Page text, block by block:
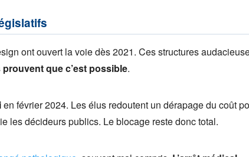
ont ouvert la voie dès 2021. Ces structures
prouvent que c’est possible.
en février 2024. Les élus redoutent un dérapage du coût
les décideurs publics. Le blocage reste donc total.